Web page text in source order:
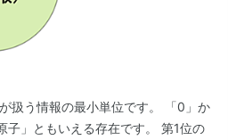
扱う情報の最小単位です。 「0」か
子」ともいえる存在です。 第1位の